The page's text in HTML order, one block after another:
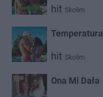
hit Skolim
Temperatura
hit Skolim
Ona Mi Dała